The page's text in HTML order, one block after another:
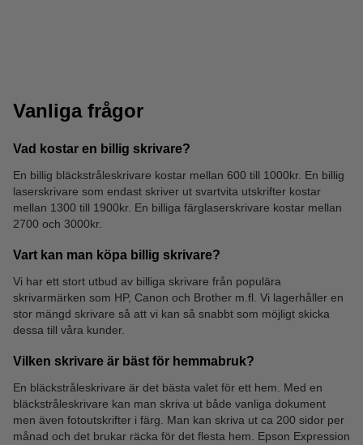
USB skrivarkablar
Vanliga frågor
Vad kostar en billig skrivare?
En billig bläckstråleskrivare kostar mellan 600 till 1000kr. En billig
laserskrivare som endast skriver ut svartvita utskrifter kostar
mellan 1300 till 1900kr. En billiga färglaserskrivare kostar mellan
2700 och 3000kr.
Vart kan man köpa billig skrivare?
Vi har ett stort utbud av billiga skrivare från populära
skrivarmärken som HP, Canon och Brother m.fl. Vi lagerhåller en
stor mängd skrivare så att vi kan så snabbt som möjligt skicka
dessa till våra kunder.
Vilken skrivare är bäst för hemmabruk?
En bläckstråleskrivare är det bästa valet för ett hem. Med en
bläckstråleskrivare kan man skriva ut både vanliga dokument
men även fotoutskrifter i färg. Man kan skriva ut ca 200 sidor per
månad och det brukar räcka för det flesta hem. Epson Expression